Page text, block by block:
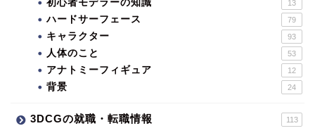
初心者モデラーの知識 13
ハードサーフェース 79
キャラクター 93
人体のこと 53
アナトミーフィギュア 12
背景 24
3DCGの就職・転職情報 113